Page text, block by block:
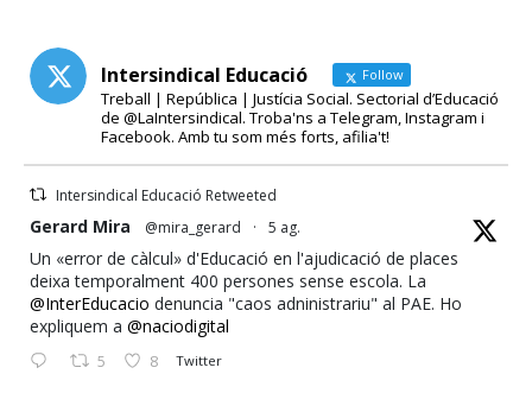
Intersindical Educació Follow
Treball | República | Justícia Social. Sectorial d’Educació
de @LaIntersindical. Troba'ns a Telegram, Instagram i
Facebook. Amb tu som més forts, afilia't!
Intersindical Educació Retweeted
Gerard Mira @mira_gerard · 5 ag.
Un «error de càlcul» d'Educació en l'ajudicació de places
deixa temporalment 400 persones sense escola. La
@InterEducacio denuncia "caos adninistrariu" al PAE. Ho
expliquem a @naciodigital
5 8 Twitter